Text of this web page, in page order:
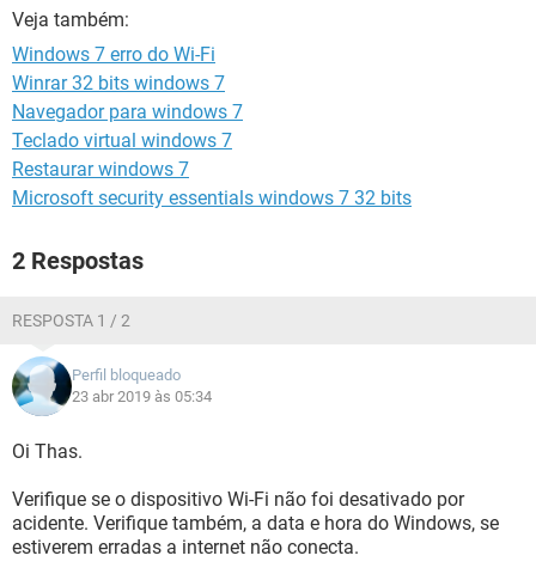
Veja também:
Windows 7 erro do Wi-Fi
Winrar 32 bits windows 7
Navegador para windows 7
Teclado virtual windows 7
Restaurar windows 7
Microsoft security essentials windows 7 32 bits
2 Respostas
RESPOSTA 1 / 2
Perfil bloqueado
23 abr 2019 às 05:34
Oi Thas.
Verifique se o dispositivo Wi-Fi não foi desativado por
acidente. Verifique também, a data e hora do Windows, se
estiverem erradas a internet não conecta.